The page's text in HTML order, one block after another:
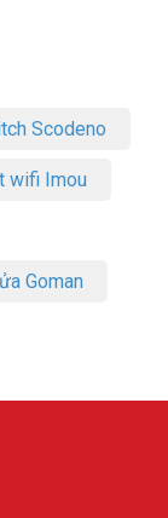
Scodeno
wifi Imou
Goman